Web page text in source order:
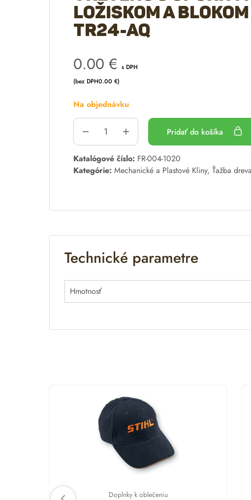
ložiskom a blokom
TR24-AQ
0.00 € s DPH
(bez DPH0.00 €)
Na objednávku
Pridať do košíka
A
l
i
v
:
Katalógové číslo: FR-004-1020
Kategórie: Mechanické a Plastové Kliny, Ťažba dreva
Technické parametre
Hmotnosť
Doplnky k oblečeniu